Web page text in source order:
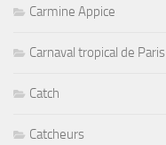
Carmine Appice
Carnaval tropical de Paris
Catch
Catcheurs